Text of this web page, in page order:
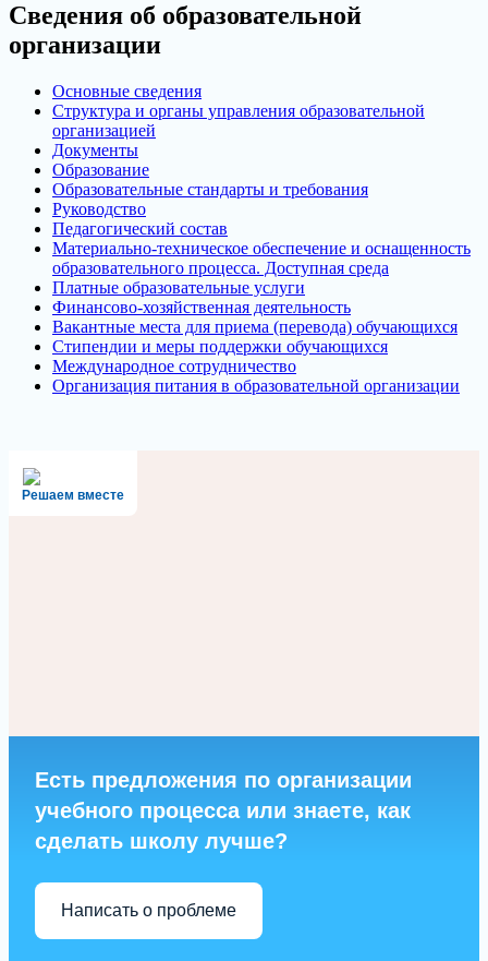
Сведения об образовательной
организации
Основные сведения
Структура и органы управления образовательной
организацией
Документы
Образование
Образовательные стандарты и требования
Руководство
Педагогический состав
Материально-техническое обеспечение и оснащенность
образовательного процесса. Доступная среда
Платные образовательные услуги
Финансово-хозяйственная деятельность
Вакантные места для приема (перевода) обучающихся
Стипендии и меры поддержки обучающихся
Международное сотрудничество
Организация питания в образовательной организации
Решаем вместе
Есть предложения по организации
учебного процесса или знаете, как
сделать школу лучше?
Написать о проблеме